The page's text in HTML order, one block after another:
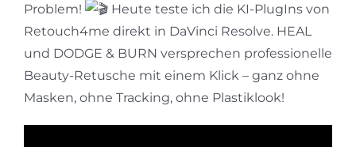
Problem!
Heute teste ich die KI-PlugIns von
Retouch4me direkt in DaVinci Resolve. HEAL
und DODGE & BURN versprechen professionelle
Beauty-Retusche mit einem Klick – ganz ohne
Masken, ohne Tracking, ohne Plastiklook!